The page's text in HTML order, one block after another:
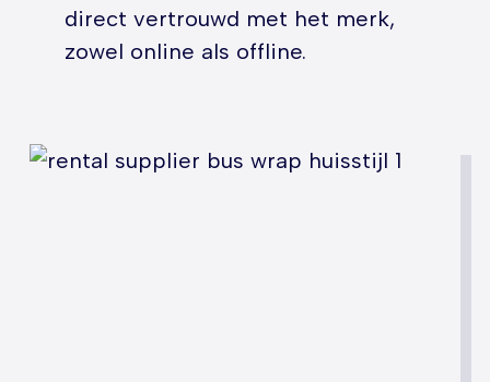
direct vertrouwd met het merk,
zowel online als offline.